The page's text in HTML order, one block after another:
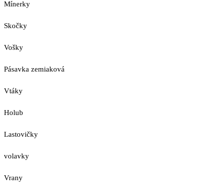
Mínerky
Skočky
Vošky
Pásavka zemiaková
Vtáky
Holub
Lastovičky
volavky
Vrany